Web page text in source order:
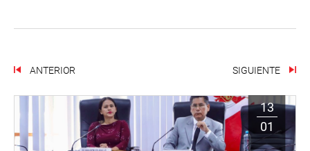
ANTERIOR SIGUIENTE
13
01